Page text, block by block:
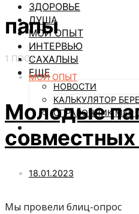
ЗДОРОВЬЕ
ДУША
МОЙ ОПЫТ
ИНТЕРВЬЮ
САХАЛЫЫ
ЕЩЕ
НОВОСТИ
КАЛЬКУЛЯТОР
СПРАВОЧНИК
папы
1 ПОСТ
МОЙ ОПЫТ
Молодые
совместных
18.01.2023
Мы провели блиц-опрос